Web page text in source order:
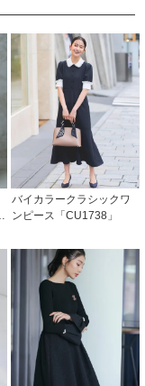
バイカラークラシックワ
ンピース「CU1738」